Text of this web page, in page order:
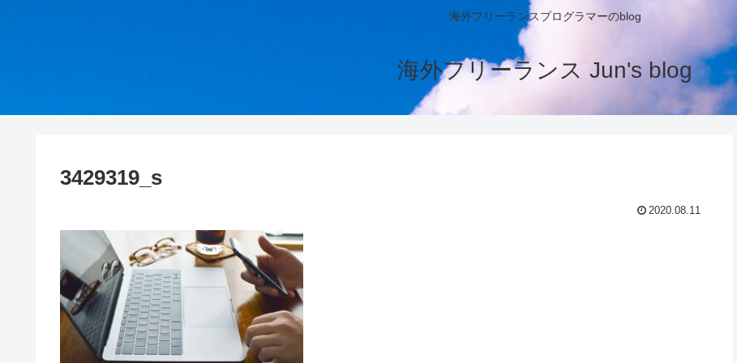
海外フリーランスプログラマーのblog
海外フリーランス Jun's blog
3429319_s
2020.08.11